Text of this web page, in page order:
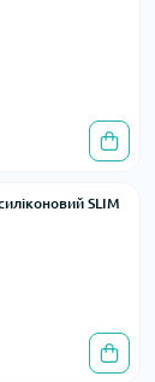
SLIM